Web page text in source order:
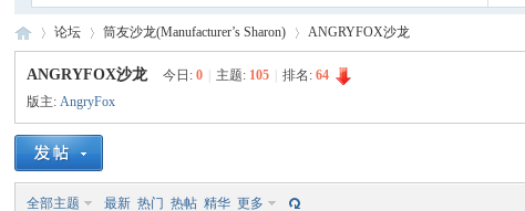
手 »
论坛
›
筒友沙龙(Manufacturer’s Sharon)
›
ANGRYFOX沙龙
ANGRYFOX沙龙 今日:0 主题: 105 排名:64
版主:AngryFox
全部主题 最新 热门 热帖 精华 更多